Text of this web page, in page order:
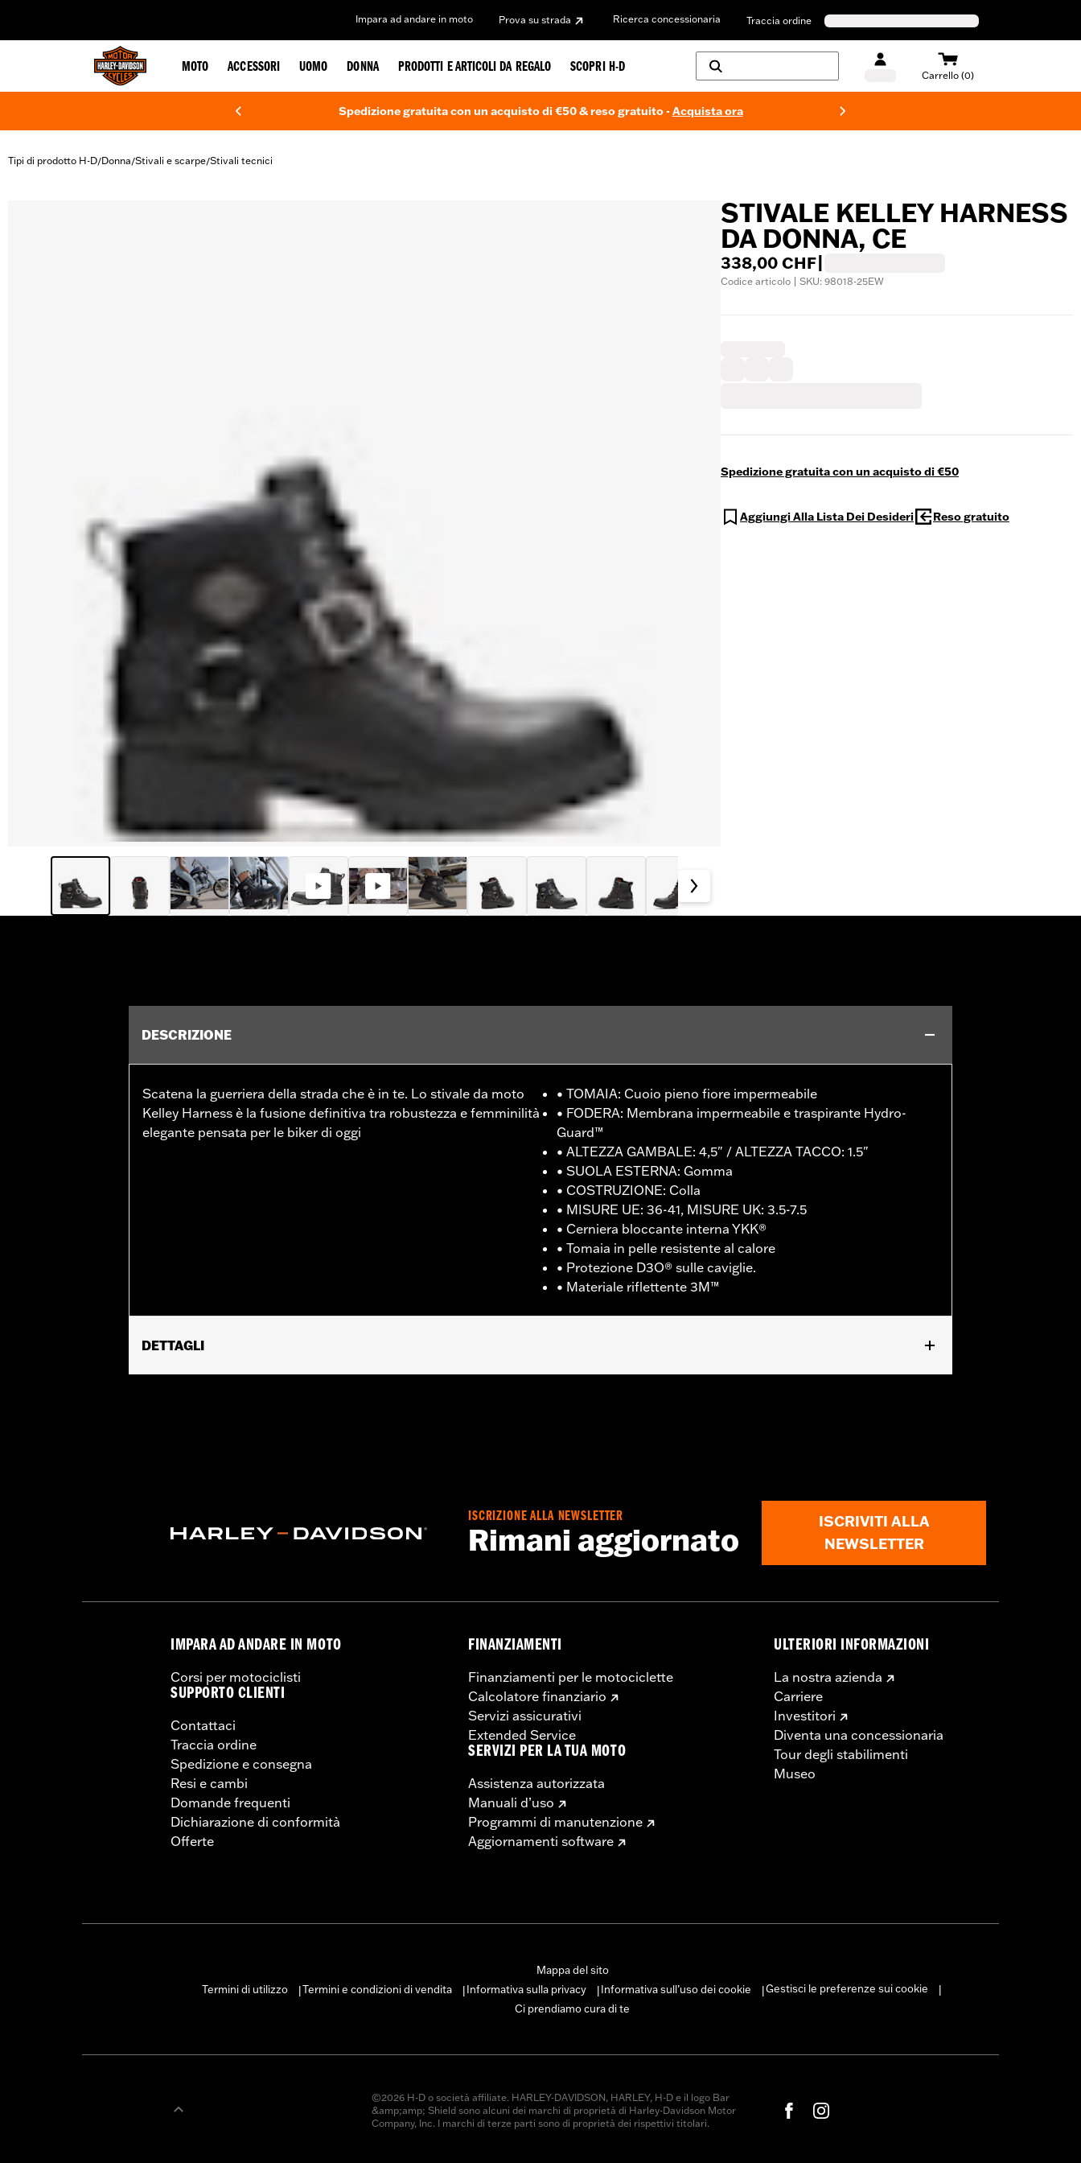
Impara ad andare in moto Prova su strada Ricerca concessionaria Traccia ordine
MOTO ACCESSORI UOMO DONNA PRODOTTI E ARTICOLI DA REGALO SCOPRI H-D
Carrello (0)
Spedizione gratuita con un acquisto di €50 & reso gratuito -Acquista ora
Tipi di prodotto H-D/Donna/Stivali e scarpe/Stivali tecnici
STIVALE KELLEY HARNESS
DA DONNA, CE
338,00 CHF
Codice articolo | SKU: 98018-25EW
Spedizione gratuita con un acquisto di €50
Aggiungi Alla Lista Dei Desideri Reso gratuito
DESCRIZIONE
Scatena la guerriera della strada che è in te. Lo stivale da moto
Kelley Harness è la fusione definitiva tra robustezza e femminilità
elegante pensata per le biker di oggi
• TOMAIA: Cuoio pieno fiore impermeabile
• FODERA: Membrana impermeabile e traspirante Hydro-
Guard™
• ALTEZZA GAMBALE: 4,5" / ALTEZZA TACCO: 1.5"
• SUOLA ESTERNA: Gomma
• COSTRUZIONE: Colla
• MISURE UE: 36-41, MISURE UK: 3.5-7.5
• Cerniera bloccante interna YKK®
• Tomaia in pelle resistente al calore
• Protezione D3O® sulle caviglie.
• Materiale riflettente 3M™
DETTAGLI
ISCRIZIONE ALLA NEWSLETTER
Rimani aggiornato
ISCRIVITI ALLA
NEWSLETTER
IMPARA AD ANDARE IN MOTO
Corsi per motociclisti
SUPPORTO CLIENTI
Contattaci
Traccia ordine
Spedizione e consegna
Resi e cambi
Domande frequenti
Dichiarazione di conformità
Offerte
FINANZIAMENTI
Finanziamenti per le motociclette
Calcolatore finanziario
Servizi assicurativi
Extended Service
SERVIZI PER LA TUA MOTO
Assistenza autorizzata
Manuali d’uso
Programmi di manutenzione
Aggiornamenti software
ULTERIORI INFORMAZIONI
La nostra azienda
Carriere
Investitori
Diventa una concessionaria
Tour degli stabilimenti
Museo
Mappa del sito
Termini di utilizzo
Termini e condizioni di vendita Informativa sulla privacy Informativa sull’uso dei cookie Gestisci le preferenze sui cookie
|
Ci prendiamo cura di te
©2026 H-D o società affiliate. HARLEY-DAVIDSON, HARLEY, H-D e il logo Bar
&amp;amp; Shield sono alcuni dei marchi di proprietà di Harley-Davidson Motor
Company, Inc. I marchi di terze parti sono di proprietà dei rispettivi titolari.